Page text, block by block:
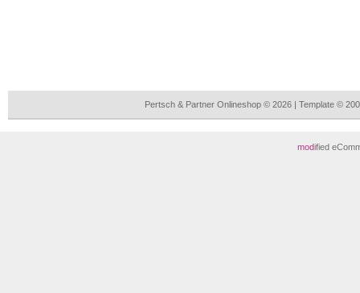
Pertsch & Partner Onlineshop © 2026 | Template ©
modified